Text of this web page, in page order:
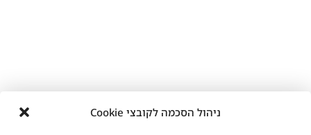
ניהול הסכמה לקובצי Cookie